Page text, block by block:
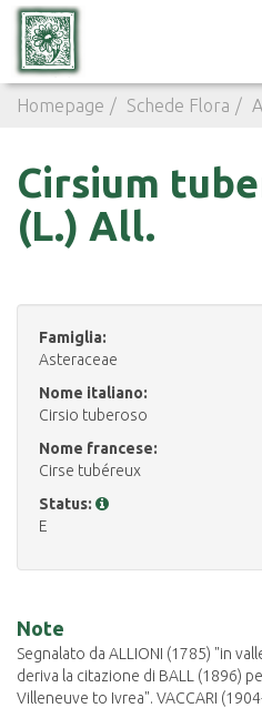
Homepage Schede Flora
Cirsium
(L.) All.
Famiglia:
Asteraceae
Nome italiano:
Cirsio tuberoso
Nome francese:
Cirse tubéreux
Status:
E
Note
Segnalato da ALLIONI (1785) "in
deriva la citazione di BALL (1896)
Villeneuve to Ivrea". VACCARI